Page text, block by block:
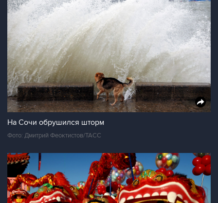
На Сочи обрушился шторм
Фото: Дмитрий Феоктистов/ТАСС